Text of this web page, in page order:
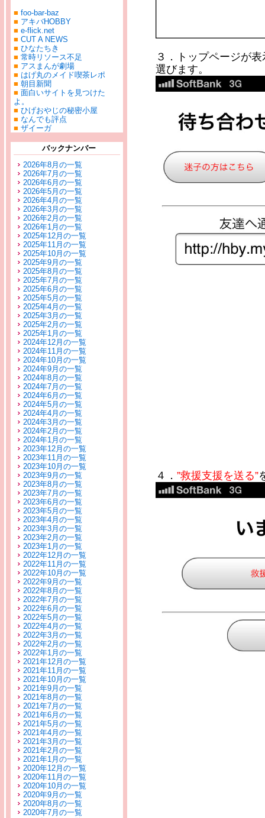
■ foo-bar-baz
■ アキバHOBBY
■ e-flick.net
■ CUT A NEWS
■ ひなたちき
■ 常時リソース不足
■ アスまんが劇場
■ はげ丸のメイド喫茶レポ
■ 朝目新聞
■ 面白いサイトを見つけた
よ。
■ ひげおやじの秘密小屋
■ なんでも評点
■ ザイーガ
バックナンバー
2026年8月の一覧
2026年7月の一覧
2026年6月の一覧
2026年5月の一覧
2026年4月の一覧
2026年3月の一覧
2026年2月の一覧
2026年1月の一覧
2025年12月の一覧
2025年11月の一覧
2025年10月の一覧
2025年9月の一覧
2025年8月の一覧
2025年7月の一覧
2025年6月の一覧
2025年5月の一覧
2025年4月の一覧
2025年3月の一覧
2025年2月の一覧
2025年1月の一覧
2024年12月の一覧
2024年11月の一覧
2024年10月の一覧
2024年9月の一覧
2024年8月の一覧
2024年7月の一覧
2024年6月の一覧
2024年5月の一覧
2024年4月の一覧
2024年3月の一覧
2024年2月の一覧
2024年1月の一覧
2023年12月の一覧
2023年11月の一覧
2023年10月の一覧
2023年9月の一覧
2023年8月の一覧
2023年7月の一覧
2023年6月の一覧
2023年5月の一覧
2023年4月の一覧
2023年3月の一覧
2023年2月の一覧
2023年1月の一覧
2022年12月の一覧
2022年11月の一覧
2022年10月の一覧
2022年9月の一覧
2022年8月の一覧
2022年7月の一覧
2022年6月の一覧
2022年5月の一覧
2022年4月の一覧
2022年3月の一覧
2022年2月の一覧
2022年1月の一覧
2021年12月の一覧
2021年11月の一覧
2021年10月の一覧
2021年9月の一覧
2021年8月の一覧
2021年7月の一覧
2021年6月の一覧
2021年5月の一覧
2021年4月の一覧
2021年3月の一覧
2021年2月の一覧
2021年1月の一覧
2020年12月の一覧
2020年11月の一覧
2020年10月の一覧
2020年9月の一覧
2020年8月の一覧
2020年7月の一覧
３．トップページが
選びます。
４． ”救援支援を送る”